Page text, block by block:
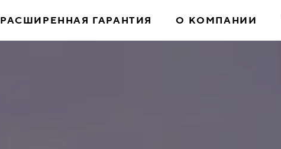
РАСШИРЕННАЯ ГАРАНТИЯ О КОМПАНИИ